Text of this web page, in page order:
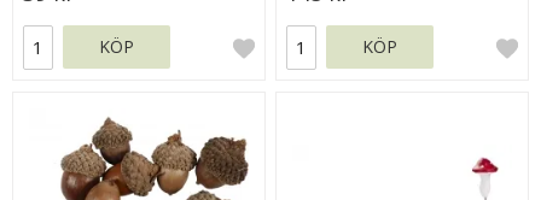
KÖP KÖP